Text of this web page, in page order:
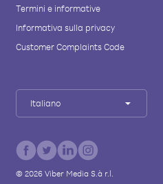
Termini e informative
Informativa sulla privacy
Customer Complaints Code
Italiano
© 2026Viber Media S.à r.l.